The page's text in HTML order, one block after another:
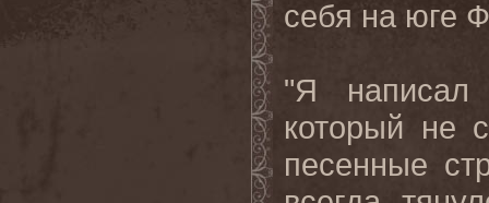
себя на юге
"Я написал
который не
песенные